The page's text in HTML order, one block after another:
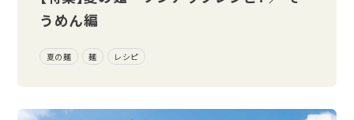
うめん編
夏の麺 麺 レシピ